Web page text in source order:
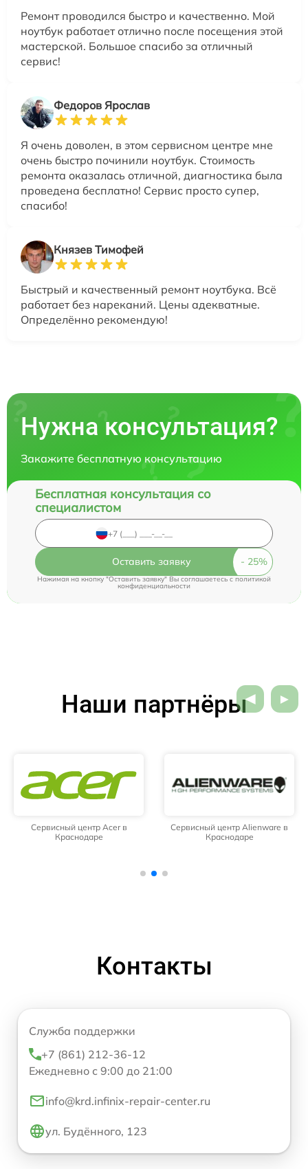
Ремонт проводился быстро и качественно. Мой
ноутбук работает отлично после посещения этой
мастерской. Большое спасибо за отличный
сервис!
Федоров Ярослав
Я очень доволен, в этом сервисном центре мне
очень быстро починили ноутбук. Стоимость
ремонта оказалась отличной, диагностика была
проведена бесплатно! Сервис просто супер,
спасибо!
Князев Тимофей
Быстрый и качественный ремонт ноутбука. Всё
работает без нареканий. Цены адекватные.
Определённо рекомендую!
Нужна консультация?
Закажите бесплатную консультацию
Бесплатная консультация со
специалистом
Оставить заявку
Нажимая на кнопку "Оставить заявку" Вы соглашаетесь c политикой
конфиденциальности
Наши партнёры
Сервисный центр Acer в
Краснодаре
Сервисный центр Alienware в
Краснодаре
Контакты
Служба поддержки
+7 (861) 212-36-12
Ежедневно с 9:00 до 21:00
info@krd.infinix-repair-center.ru
ул. Будённого, 123